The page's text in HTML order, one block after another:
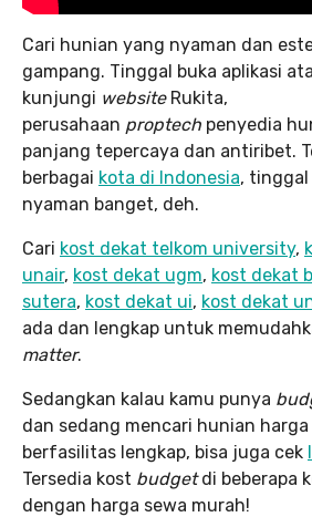
Cari hunian yang nyaman dan
gampang. Tinggal buka aplikasi
kunjungi websiteRukita,
perusahaan proptech penyedia
panjang tepercaya dan antiribet.
berbagai kota di Indonesia,
nyaman banget, deh.
Cari kost dekat telkom university,
unair, kost dekat ugm, kost dekat
sutera, kost dekat ui, kost dekat
ada dan lengkap untuk
matter.
Sedangkan kalau kamu punya
dan sedang mencari hunian harga
berfasilitas lengkap, bisa juga cek
Tersedia kost budgetdi beberapa
dengan harga sewa murah!